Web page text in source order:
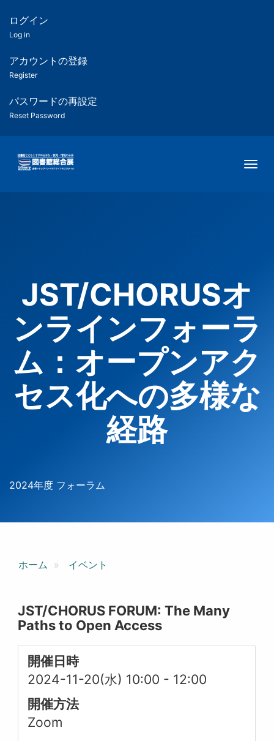
ツ
匿
名
ユ
ー
ー
用
メ
ログイン
Log in
アカウントの登録
Register
パスワードの再設定
Reset Password
JST/CHORUSオ
ンラインフォーラ
ム：オープンアク
セス化への多様な
経路
2024年度 フォーラム
ホーム イベント
JST/CHORUS FORUM: The Many
Paths to Open Access
開催日時
2024-11-20(水) 10:00 - 12:00
開催方法
Zoom